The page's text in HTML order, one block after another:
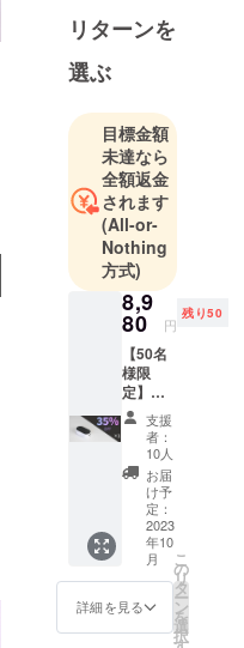
グラス
「MEIZU」
、イヤホン
、ワイヤレ
ス充電器ブ
ランド
「CHOETEC
H」など、最
先端のガ
ジェットブ
ランドを幅
広く取り
扱っており
ます。
私たち
は、「世界
中の優れた
ブランドを
発掘し、日
本市場に最
供する。消
リターンを
選ぶ
目標金額
未達なら
全額返金
されます
(All-or-
Nothing
方式)
8,9
80 円
残り50
【50名
様限
定】超
超超早
割
35％OF
F！
「Zero
Mouse
SE」×1
一般販
売予定
価格：
13,816
円（税
込） ※
支援
者：
10人
お届
け予
定：
2023
年10
月
詳細を見る
こ
の
リ
タ
ー
ン
を
選
択